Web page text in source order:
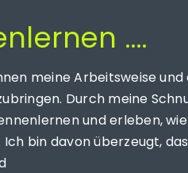
….
meine Arbeitsweise
Durch meine
und erleben,
bin davon überzeugt,